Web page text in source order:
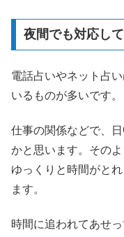
夜間でも対応し
電話占いやネット占
いるものが多いです。
仕事の関係などで、
かと思います。その
ゆっくりと時間がと
ます。
時間に追われてあせ